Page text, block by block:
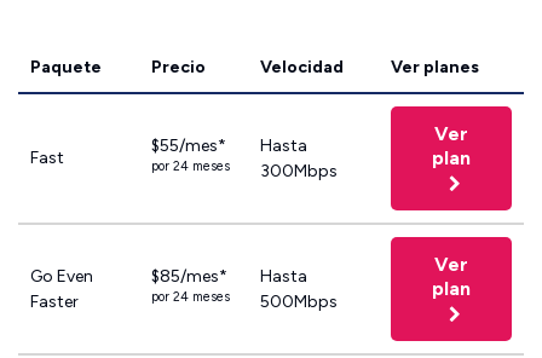
Paquete Precio Velocidad Ver planes
Fast
$55/mes*
por 24 meses
Hasta
300Mbps
Ver
plan
Go Even
Faster
$85/mes*
por 24 meses
Hasta
500Mbps
Ver
plan